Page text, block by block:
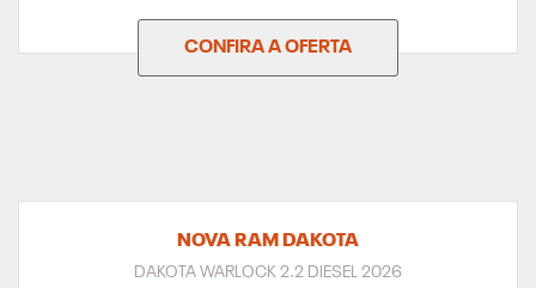
CONFIRA A OFERTA
NOVA RAM DAKOTA
DAKOTA WARLOCK 2.2 DIESEL 2026